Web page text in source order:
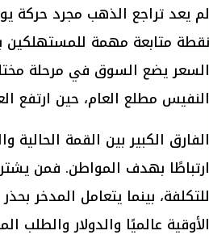
لم يعد تراجع الذهب مجرد حركة
السعر يضع السوق في مرحلة
النفيس مطلع العام، حين ارتفع العيار
الفارق الكبير بين القمة الحالية
ارتباطًا بهدف المواطن. فمن
للتكلفة، بينما يتعامل المدخر
الأوقية عالميًا والدولار والطلب